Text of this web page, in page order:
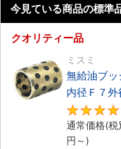
今見ている商品の標準
クオリティー品
ミスミ
無給油ブ
内径Ｆ７
通常価格(税
円 ～)